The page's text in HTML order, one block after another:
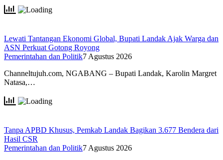
Lewati Tantangan Ekonomi Global, Bupati Landak Ajak Warga dan
ASN Perkuat Gotong Royong
Pemerintahan dan Politik7 Agustus 2026
Channeltujuh.com, NGABANG – Bupati Landak, Karolin Margret
Natasa,…
Tanpa APBD Khusus, Pemkab Landak Bagikan 3.677 Bendera dari
Hasil CSR
Pemerintahan dan Politik7 Agustus 2026